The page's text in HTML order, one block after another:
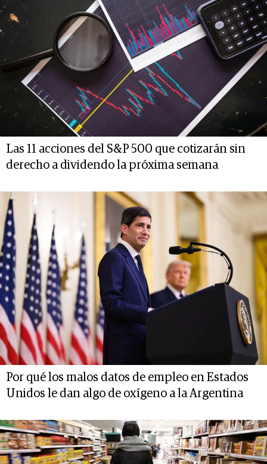
Las 11 acciones del S&P 500 que cotizarán sin
derecho a dividendo la próxima semana
Por qué los malos datos de empleo en Estados
Unidos le dan algo de oxígeno a la Argentina